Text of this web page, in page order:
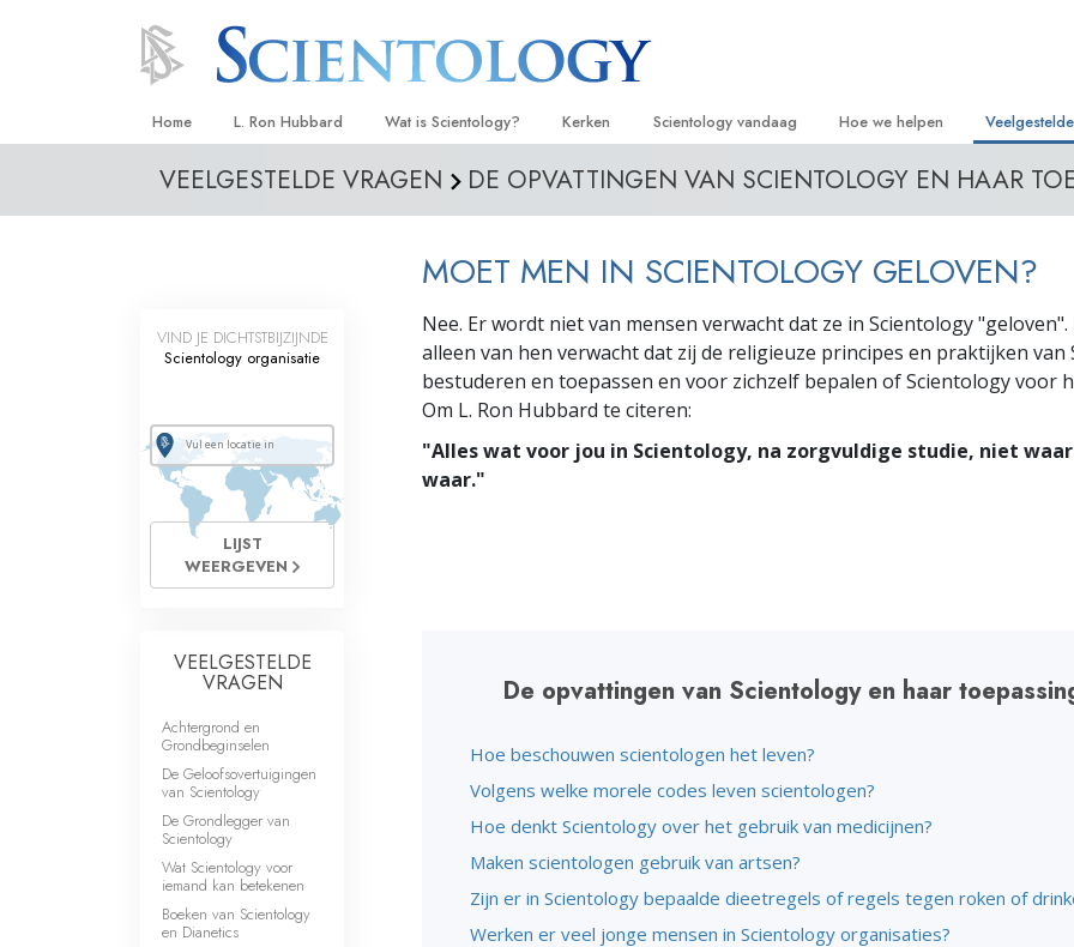
Home L. Ron Hubbard Wat is Scientology?
Overtuigingen & Praktijken
Wat scientologen zeggen over
Maak kennis met een scientoloog
Binnen in een Kerk
Een Inleiding tot Dianetics
Kerken
Vind een kerk
Hogere Organisaties
Flag Land Base
Freewinds
Scientology beschikbaar maken voor de
Scientology vandaag
Grootse Openingen
David Miscavige – Kerkelijk Leider van
Hoe we helpen
De Weg naar een Gelukkig Leven
Criminon
Narconon
De Feiten over Drugs
Citizens Commission on Human
De
VEELGESTELDE VRAGEN DE OPVATTINGEN VAN SCIENTOLOGY EN HAAR
MOET MEN IN SCIENTOLOGY GELOVEN?
Nee. Er wordt niet van mensen verwacht dat ze in Scientology
alleen van hen verwacht dat zij de religieuze principes en praktijken van
bestuderen en toepassen en voor zichzelf bepalen of Scientology voor
Om L. Ron Hubbard te citeren:
"Alles wat voor jou in Scientology, na zorgvuldige studie, niet
waar."
De opvattingen van Scientology en haar
Hoe beschouwen scientologen het leven?
Volgens welke morele codes leven scientologen?
Hoe denkt Scientology over het gebruik van medicijnen?
Maken scientologen gebruik van artsen?
Zijn er in Scientology bepaalde dieetregels of regels tegen roken of
Werken er veel jonge mensen in Scientology organisaties?
VIND JE DICHTSTBIJZIJNDE
Scientology organisatie
LIJST
WEERGEVEN
VEELGESTELDE
VRAGEN
Achtergrond en
Grondbeginselen
De Geloofsovertuigingen
van Scientology
De Grondlegger van
Scientology
Wat Scientology voor
iemand kan betekenen
Boeken van Scientology
en Dianetics